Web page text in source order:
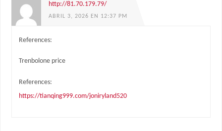
http://81.70.179.79/
ABRIL 3, 2026 EN 12:37 PM
References:
Trenbolone price
References:
https://tianqing999.com/joniryland520